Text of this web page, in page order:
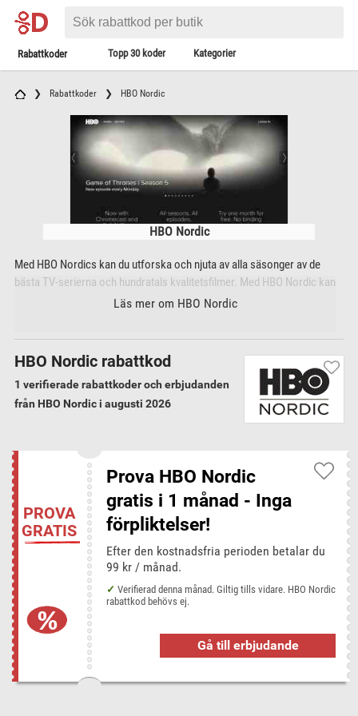
Rabattkoder Topp 30 koder Kategorier
Rabattkoder HBO Nordic
HBO Nordic
Läs mer om HBO Nordic
Med HBO Nordics kan du utforska och njuta av alla säsonger av de
bästa TV-serierna och hundratals kvalitetsfilmer. Med HBO Nordic kan
du streama alla säsonger av de mest hyllade serierna. Vidare har HBO
leverantörer. Nytt innehåll läggs till varje vecka. HBO Nordic har även ett
omfattande bibliotek av serier och filmer. Du får tillgång till mer än 3500
serieavsnitt och hundratals filmer genom HBO Nordic
och erbjudanden för augusti 2026
HBO Nordic kategorier
TV, Film och Streamingtjänster
Rabattkoder från liknande butiker
Discshop Ginza
HBO Nordic rabattkod
1 verifierade rabattkoder och erbjudanden
från HBO Nordic i augusti 2026
PROVA
GRATIS
Prova HBO Nordic
gratis i 1 månad - Inga
förpliktelser!
Efter den kostnadsfria perioden betalar du
99 kr / månad.
Verifierad denna månad. Giltig tills vidare. HBO Nordic
rabattkod behövs ej.
Gå till erbjudande